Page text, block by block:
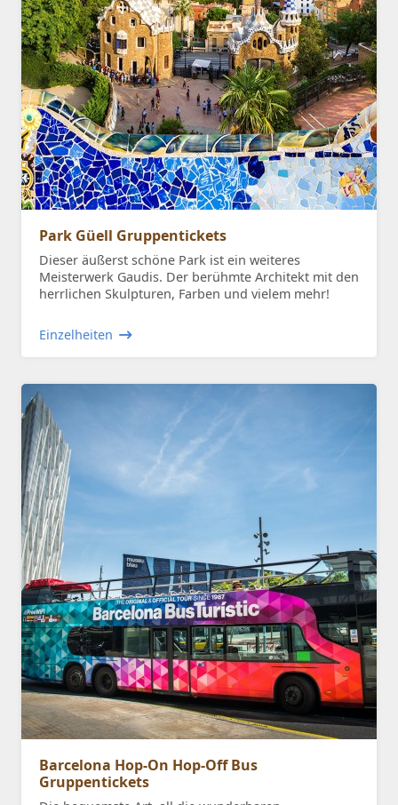
Park Güell Gruppentickets
Dieser äußerst schöne Park ist ein weiteres
Meisterwerk Gaudis. Der berühmte Architekt mit den
herrlichen Skulpturen, Farben und vielem mehr!
Einzelheiten
Barcelona Hop-On Hop-Off Bus
Gruppentickets